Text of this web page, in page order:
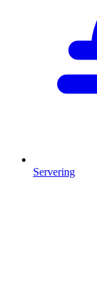
Servering